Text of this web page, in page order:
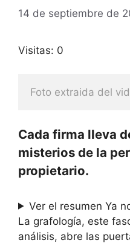
14 de septiembre de
Visitas: 0
Foto extraida del
Cada firma lleva
misterios de la
propietario.
Ver el resumenYa
La grafología, este
análisis, abre las